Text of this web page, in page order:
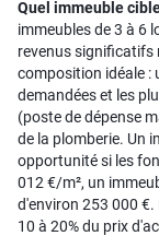
Quel immeuble
immeubles de 3 à 6
revenus significatifs
composition idéale :
demandées et les
(poste de dépense
de la plomberie. Un
opportunité si les
012 €/m², un
d'environ 253 000
10 à 20% du prix